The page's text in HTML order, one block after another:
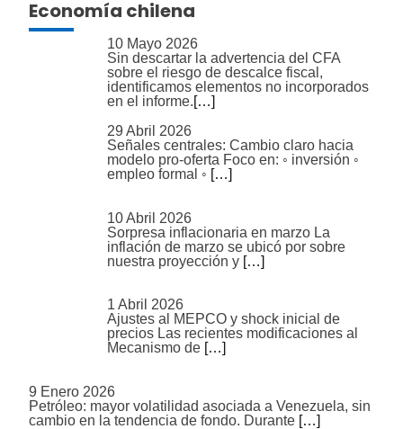
Economía chilena
10 Mayo 2026
Sin descartar la advertencia del CFA
sobre el riesgo de descalce fiscal,
identificamos elementos no incorporados
en el informe.[…]
29 Abril 2026
Señales centrales: Cambio claro hacia
modelo pro-oferta Foco en: ◦ inversión ◦
empleo formal ◦ […]
10 Abril 2026
Sorpresa inflacionaria en marzo La
inflación de marzo se ubicó por sobre
nuestra proyección y […]
1 Abril 2026
Ajustes al MEPCO y shock inicial de
precios Las recientes modificaciones al
Mecanismo de […]
9 Enero 2026
Petróleo: mayor volatilidad asociada a Venezuela, sin
cambio en la tendencia de fondo. Durante […]